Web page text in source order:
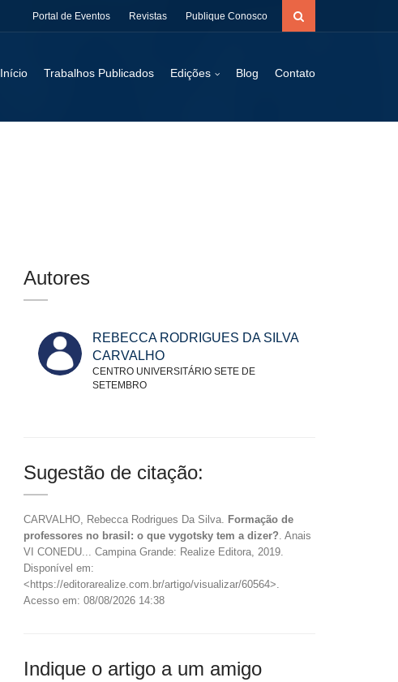
Portal de Eventos Revistas Publique Conosco
Início Trabalhos Publicados Edições Blog Contato
Autores
REBECCA RODRIGUES DA SILVA
CARVALHO
CENTRO UNIVERSITÁRIO SETE DE
SETEMBRO
Sugestão de citação:
CARVALHO, Rebecca Rodrigues Da Silva. Formação de
professores no brasil: o que vygotsky tem a dizer?. Anais
VI CONEDU... Campina Grande: Realize Editora, 2019.
Disponível em:
<https://editorarealize.com.br/artigo/visualizar/60564>.
Acesso em: 08/08/2026 14:38
Indique o artigo a um amigo